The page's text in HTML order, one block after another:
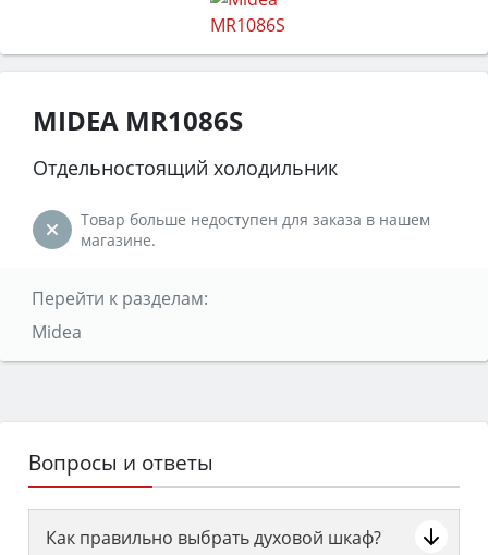
MIDEA MR1086S
Отдельностоящий холодильник
Товар больше недоступен для заказа в нашем
магазине.
Перейти к разделам:
Midea
Вопросы и ответы
Как правильно выбрать духовой шкаф?